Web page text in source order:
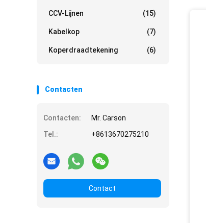
CCV-Lijnen (15)
Kabelkop (7)
Koperdraadtekening (6)
Contacten
Contacten:
Mr. Carson
Tel.:
+8613670275210
Contact